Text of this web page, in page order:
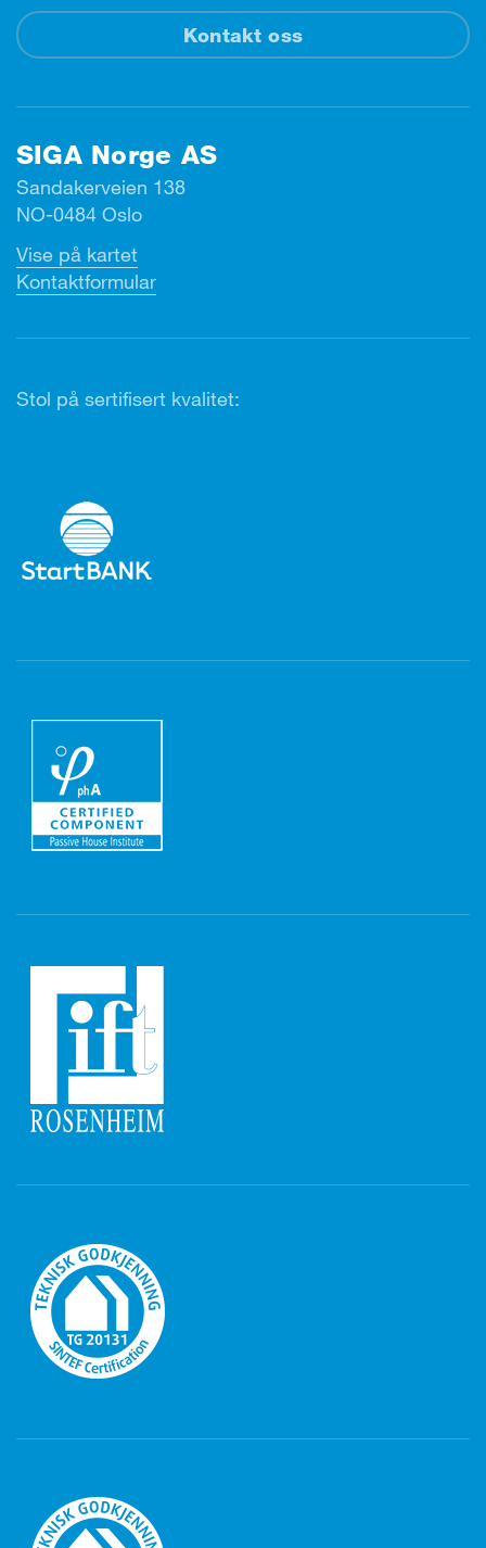
Kontakt oss
SIGA Norge AS
Sandakerveien 138
NO-0484 Oslo
Vise på kartet
Kontaktformular
Stol på sertifisert kvalitet: